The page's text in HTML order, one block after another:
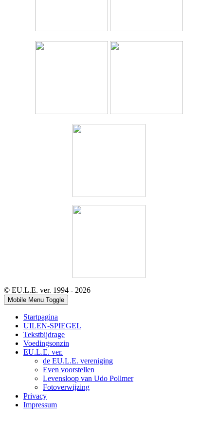
© EU.L.E. ver. 1994 - 2026
Mobile Menu Toggle
Startpagina
UILEN-SPIEGEL
Tekstbijdrage
Voedingsonzin
EU.L.E. ver.
de EU.L.E. vereniging
Even voorstellen
Levensloop van Udo Pollmer
Fotoverwijzing
Privacy
Impressum